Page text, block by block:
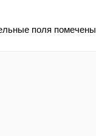
поля помечены